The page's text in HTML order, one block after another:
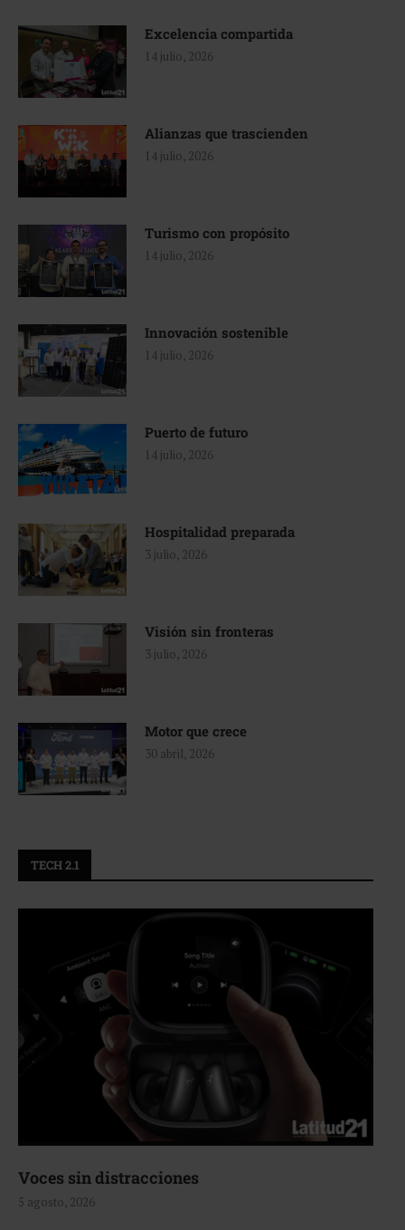
Excelencia compartida
14 julio, 2026
Alianzas que trascienden
14 julio, 2026
Turismo con propósito
14 julio, 2026
Innovación sostenible
14 julio, 2026
Puerto de futuro
14 julio, 2026
Hospitalidad preparada
3 julio, 2026
Visión sin fronteras
3 julio, 2026
Motor que crece
30 abril, 2026
TECH 2.1
Voces sin distracciones
5 agosto, 2026